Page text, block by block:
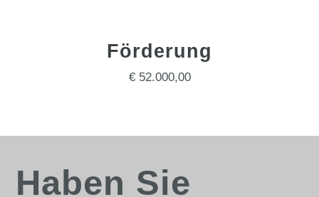
Förderung
€ 52.000,00
Haben Sie